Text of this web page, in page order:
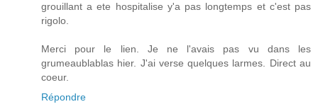
grouillant a ete hospitalise y'a pas longtemps et c'est pas
rigolo.
Merci pour le lien. Je ne l'avais pas vu dans les
grumeaublablas hier. J'ai verse quelques larmes. Direct au
coeur.
Répondre